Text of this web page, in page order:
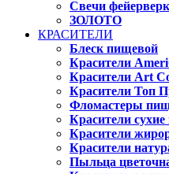
Свечи
ЗОЛОТО
КРАСИТЕЛИ
Блеск пищевой
Красители
Красители Art
Красители Топ
Фломастеры
Красители
Красители
Красители
Пыльца